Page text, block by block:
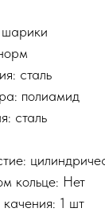
сталь
полиамид
сталь
кольце: Нет
1 шт